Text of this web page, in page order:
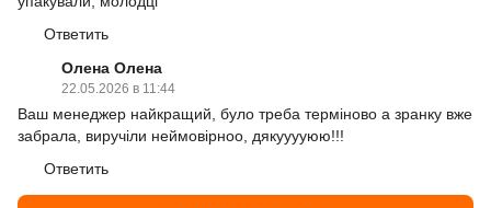
Ответить
Олена Олена
22.05.2026 в 11:44
Ваш менеджер найкращий, було треба терміново а зранку вже
забрала, виручіли неймовірноо, дякууууюю!!!
Ответить